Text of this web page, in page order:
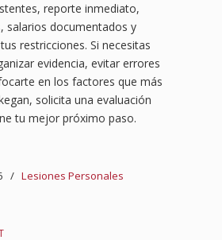
reporte inmediato,
salarios documentados y
restricciones. Si necesitas
evidencia, evitar errores
en los factores que más
solicita una evaluación
tu mejor próximo paso.
/ Lesiones Personales